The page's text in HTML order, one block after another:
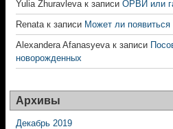
Yulia Zhuravlevaк записи ОРВИ или
Renataк записи Может ли
Alexandera Afanasyevaк записи
новорожденных
Архивы
Декабрь 2019